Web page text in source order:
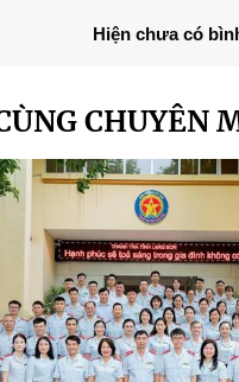
Hiện chưa có
CHUYÊN